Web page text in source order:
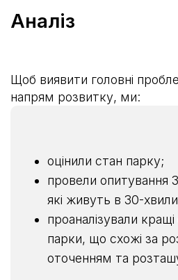
Аналіз
Щоб виявити головні
напрям розвитку, ми:
оцінили стан парку;
провели опитування
які живуть в 30-
проаналізували
парки, що схожі за
оточенням та